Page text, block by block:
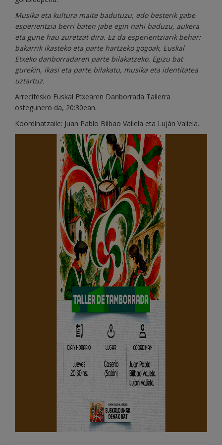
Musika eta kultura maite badutuzu, edo besterik gabe
esperientzia berri baten jabe egin nahi baduzu, aukera
eta gune hau zuretzat dira. Ez da esperientziarik behar:
bakarrik ikasteko eta parte hartzeko gogoak, Euskal
Etxeko danborradaren parte bilakatzeko. Egizu bat
gurekin, ikasi eta parte bilakatu, musika eta identitatea
uztartuz.
Arrecifesko Euskal Etxearen Danborrada Tailerra
ostegunero da, 20:30ean.
Koordinatzaile: Juan Pablo Bilbao Valiela eta Luján Valiela.